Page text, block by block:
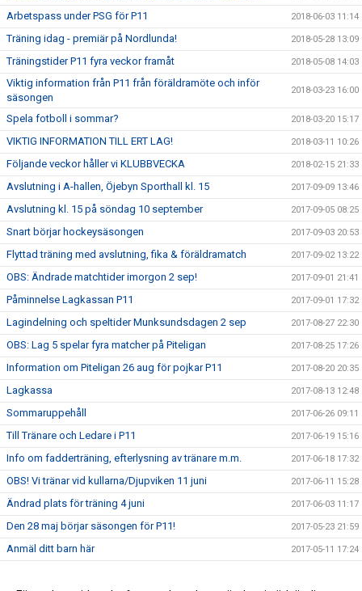
Arbetspass under PSG för P11 2018-06-03 11:14
Träning idag - premiär på Nordlunda! 2018-05-28 13:09
Träningstider P11 fyra veckor framåt 2018-05-08 14:03
Viktig information från P11 från föräldramöte och inför
säsongen
2018-03-23 16:00
Spela fotboll i sommar? 2018-03-20 15:17
VIKTIG INFORMATION TILL ERT LAG! 2018-03-11 10:26
Följande veckor håller vi KLUBBVECKA 2018-02-15 21:33
Avslutning i A-hallen, Öjebyn Sporthall kl. 15 2017-09-09 13:46
Avslutning kl. 15 på söndag 10 september 2017-09-05 08:25
Snart börjar hockeysäsongen 2017-09-03 20:53
Flyttad träning med avslutning, fika & föräldramatch 2017-09-02 13:22
OBS: Ändrade matchtider imorgon 2 sep! 2017-09-01 21:41
Påminnelse Lagkassan P11 2017-09-01 17:32
Lagindelning och speltider Munksundsdagen 2 sep 2017-08-27 22:30
OBS: Lag 5 spelar fyra matcher på Piteligan 2017-08-25 17:26
Information om Piteligan 26 aug för pojkar P11 2017-08-20 20:35
Lagkassa 2017-08-13 12:48
Sommaruppehåll 2017-06-26 09:11
Till Tränare och Ledare i P11 2017-06-19 15:16
Info om fadderträning, efterlysning av tränare m.m. 2017-06-18 17:32
OBS! Vi tränar vid kullarna/Djupviken 11 juni 2017-06-11 15:28
Ändrad plats för träning 4 juni 2017-06-03 11:17
Den 28 maj börjar säsongen för P11! 2017-05-23 21:59
Anmäl ditt barn här 2017-05-11 17:24